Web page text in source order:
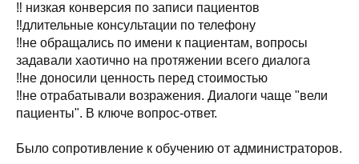
‼️ низкая конверсия по записи пациентов
‼️длительные консультации по телефону
‼️не обращались по имени к пациентам, вопросы
задавали хаотично на протяжении всего диалога
‼️не доносили ценность перед стоимостью
‼️не отрабатывали возражения. Диалоги чаще "вели
пациенты". В ключе вопрос-ответ.
Было сопротивление к обучению от администраторов.